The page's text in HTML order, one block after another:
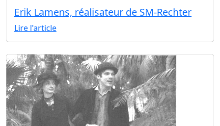
Erik Lamens, réalisateur de SM-Rechter
Lire l'article